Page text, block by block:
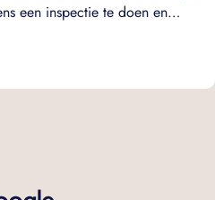
een inspectie te doen en…